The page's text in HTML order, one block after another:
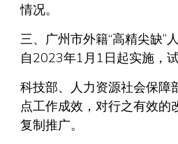
情况。
三、广州市外籍“高精尖缺”
自2023年1月1日起实施，试
科技部、人力资源社会保障
点工作成效，对行之有效的
复制推广。